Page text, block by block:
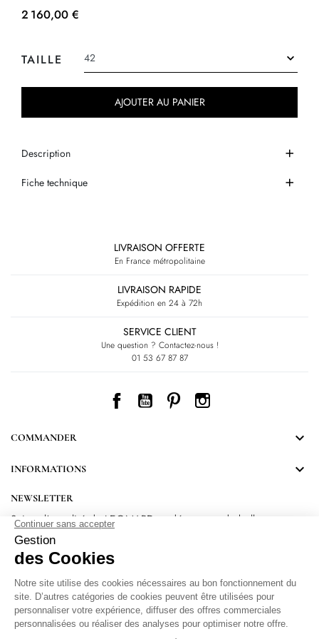
2 160,00 €
TAILLE
AJOUTER AU PANIER
Description
Fiche technique
LIVRAISON OFFERTE
En France métropolitaine
LIVRAISON RAPIDE
Expédition en 24 à 72h
SERVICE CLIENT
Une question ? Contactez-nous !
01 53 67 87 87
Facebook
YouTube
PinterestInstagram
COMMANDER 
INFORMATIONS 
NEWSLETTER
Suivez l’actualité de LEONARD et découvrez de belles
surprises.
En vous inscrivant, vous acceptez notre Politique de confidentialité.Protection
des données personnelles.